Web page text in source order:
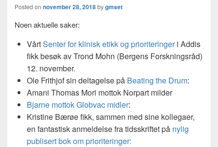
Posted on november 28, 2018bygmset
Noen aktuelle saker:
VårtSenter for klinisk etikk og prioriteringeri Addis
fikk besøk av Trond Mohn (Bergens Forskningsråd)
12. november.
Ole Frithjof sin deltagelse på Beating the Drum:
Amani Thomas Mori mottok Norpart milder
Bjarne mottok Globvac midler:
Kristine Bærøe fikk, sammen med sine kollegaer,
en fantastisk anmeldelse fra tidsskriftet på nylig
publisert bok om prioriteringer: